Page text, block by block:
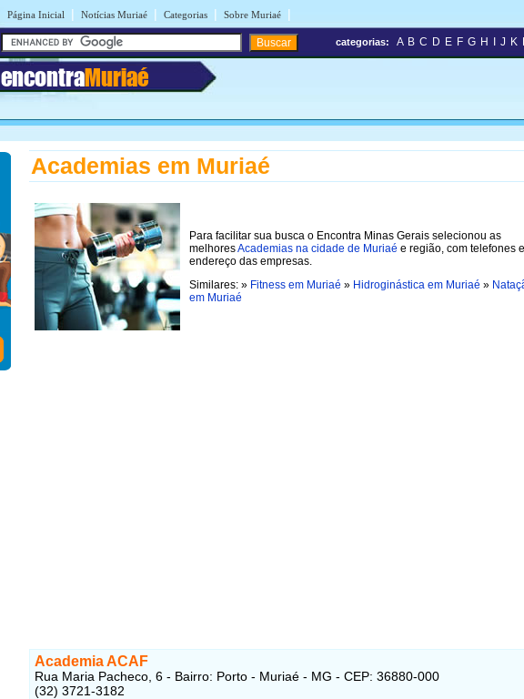
Página Inicial | Notícias Muriaé | Categorias | Sobre Muriaé |
encontraMuriaé
categorias: A B C D E F G H J K
Academias em Muriaé
Para facilitar sua busca o Encontra Minas Gerais selecionou as
melhoresAcademias na cidade de Muriaé e região, com telefones e
endereço das empresas.
Similares: » Fitness em Muriaé » Hidroginástica em Muriaé »
em Muriaé
Academia ACAF
Rua Maria Pacheco, 6 - Bairro: Porto - Muriaé - MG - CEP: 36880-000
(32) 3721-3182